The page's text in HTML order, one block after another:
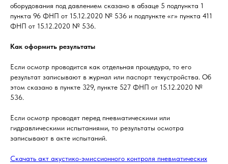
оборудования под давлением сказано в абзаце 5 подпункта 1
пункта 96 ФНП от 15.12.2020 № 536 и подпункте «г» пункта 411
ФНП от 15.12.2020 № 536.
Как оформить результаты
Если осмотр проводится как отдельная процедура, то его
результат записывают в журнал или паспорт техустройства. Об
этом сказано в пункте 329, пункте 527 ФНП от 15.12.2020 №
536.
Если осмотр проводят перед пневматическими или
гидравлическими испытаниями, то результаты осмотра
записывают в акте испытаний.
Скачать акт акустико-эмиссионного контроля пневматических